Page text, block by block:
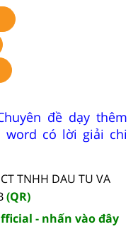
đề dạy thêm
word có lời giải chi
TNHH DAU TU VA
(QR)
- nhấn vào đây